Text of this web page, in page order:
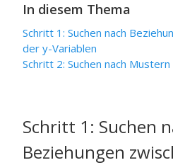
In diesem Thema
Schritt 1: Suchen nach
der y-Variablen
Schritt 2: Suchen nach
Schritt 1: Suchen
Beziehungen